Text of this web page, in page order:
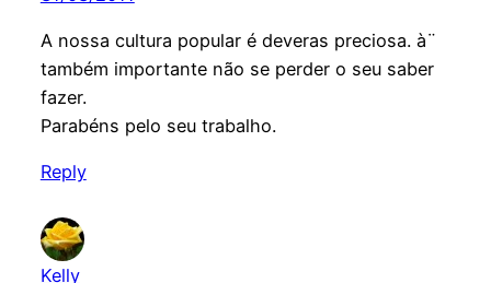
A nossa cultura popular é deveras preciosa. à¨
também importante não se perder o seu saber
fazer.
Parabéns pelo seu trabalho.
Reply
Kelly